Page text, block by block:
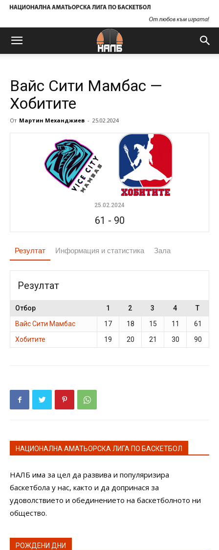
Вайс Сити Мамбас —
Хобитите
От Мартин Механджиев - 25.02.2024
25.02.2024
61 - 90
Резултат Информация и статистика Зала
Резултат
Отбор 1 2 3 4
T
Вайс Сити Мамбас
17 18 15 11
61
Хобитите
19 20 21 30 90
НАЦИОНАЛНА АМАТЬОРСКА ЛИГА ПО БАСКЕТБОЛ
НАЛБ има за цел да развива и популяризира
баскетбола у нас, както и да допринася за
удоволствието и обединението на баскетболното ни
общество.
РОЖДЕНИ ДНИ